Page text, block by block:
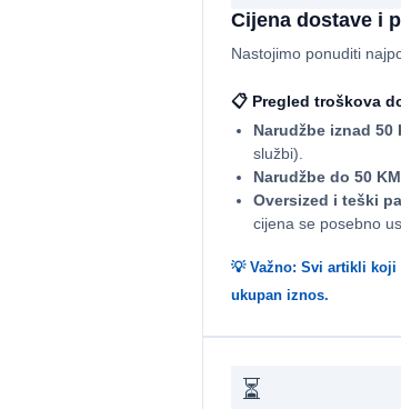
Cijena dostave i
Nastojimo ponuditi
📋 Pregled troškova
Narudžbe iznad 50
službi).
Narudžbe do 50
Oversized i teški
cijena se posebno
💡 Važno: Svi artikli
ukupan iznos.
⏳